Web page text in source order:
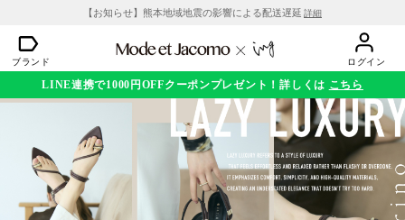
【お知らせ】熊本地域地震の影響による配送遅延 詳細
ブランド ログイン
LINE連携で1000円OFFクーポンプレゼント！詳しくは こちら